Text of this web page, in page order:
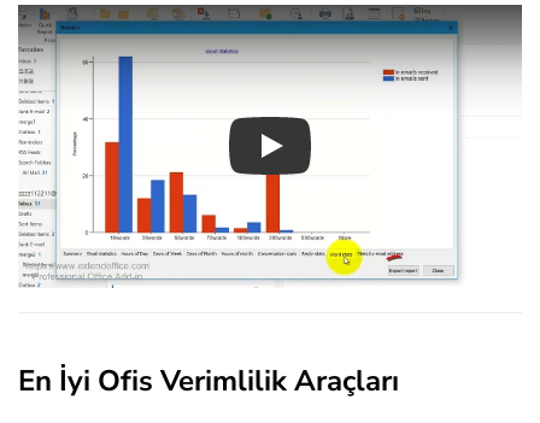
Play
En İyi Ofis Verimlilik Araçları